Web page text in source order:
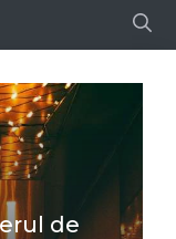
de